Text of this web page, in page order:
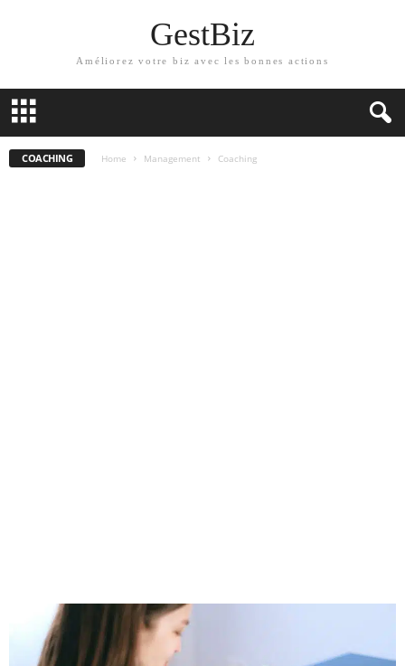
GestBiz
Améliorez votre biz avec les bonnes actions
COACHING Home Management Coaching